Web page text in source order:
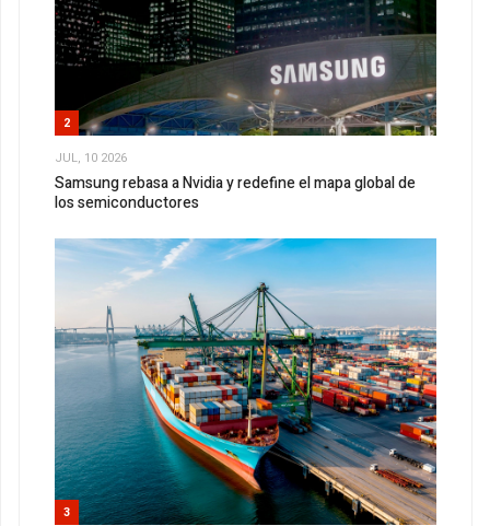
2
JUL, 10 2026
Samsung rebasa a Nvidia y redefine el mapa global de
los semiconductores
3